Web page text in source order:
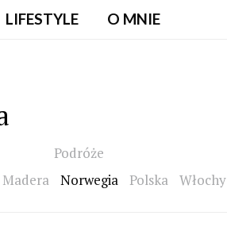
LIFESTYLE O MNIE
Podróże
Madera Norwegia Polska Włochy